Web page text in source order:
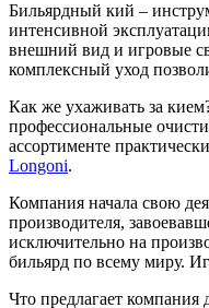
Бильярдный кий –
интенсивной
внешний вид и игровые
комплексный уход
Как же ухаживать за
профессиональные
ассортименте
Longoni.
Компания начала свою
производителя,
исключительно на
бильярд по всему миру.
Что предлагает